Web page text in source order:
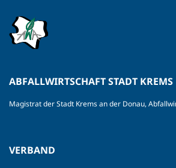
ABFALLWIRTSCHAFT STADT KREMS
Magistrat der Stadt Krems an der Donau,
VERBAND